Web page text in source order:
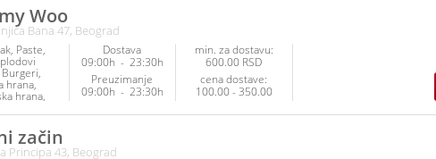
Woo
Bana 47, Beograd
Paste
Burgeri
hrana
hrana
Dostava
09:00h - 23:30h
Preuzimanje
09:00h - 23:30h
min. za dostavu:
600.00 RSD
cena dostave:
100.00 - 350.00
začin
Principa 43, Beograd